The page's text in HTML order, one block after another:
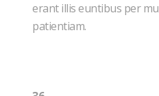
erant illis euntibus per
patientiam.